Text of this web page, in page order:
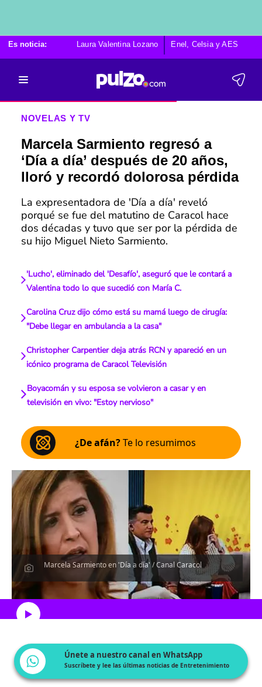
Es noticia: Laura Valentina Lozano Enel, Celsia y AES
NOVELAS Y TV
Marcela Sarmiento regresó a
‘Día a día’ después de 20 años,
lloró y recordó dolorosa pérdida
La expresentadora de 'Día a día' reveló
porqué se fue del matutino de Caracol hace
dos décadas y tuvo que ser por la pérdida de
su hijo Miguel Nieto Sarmiento.
'Lucho', eliminado del 'Desafío', aseguró que le contará a
Valentina todo lo que sucedió con María C.
Carolina Cruz dijo cómo está su mamá luego de cirugía:
"Debe llegar en ambulancia a la casa"
Christopher Carpentier deja atrás RCN y apareció en un
icónico programa de Caracol Televisión
Boyacomán y su esposa se volvieron a casar y en
televisión en vivo: "Estoy nervioso"
¿De afán?Te lo resumimos
Marcela Sarmiento en 'Día a día' / Canal Caracol
Escucha el artículo
Únete a nuestro canal en WhatsApp
Suscríbete y lee las últimas noticias de Entretenimiento